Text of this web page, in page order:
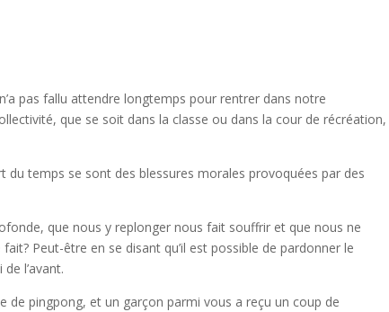
pas fallu attendre longtemps pour rentrer dans notre
que se soit dans la classe ou dans la cour de récréation,
du temps se sont des blessures morales provoquées par des
que nous y replonger nous fait souffrir et que nous ne
Peut-être en se disant qu’il est possible de pardonner le
l’avant.
de pingpong, et un garçon parmi vous a reçu un coup de